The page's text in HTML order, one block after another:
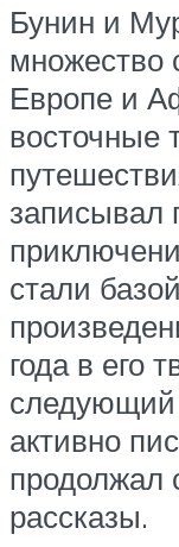
Бунин и
множество
Европе и
восточные
записывал
стали
года в его
следующий
активно
продолжал
рассказы.